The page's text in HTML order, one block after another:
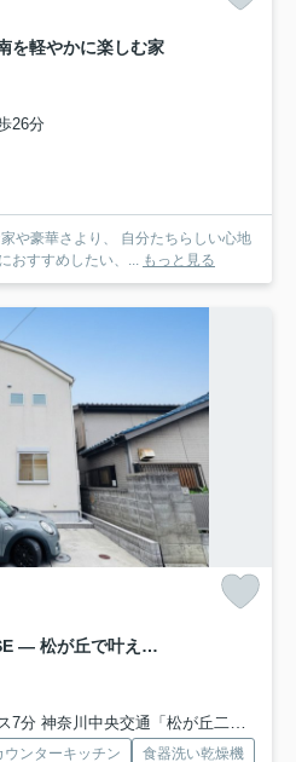
を軽やかに楽しむ家
26分
い。 そんな方におすすめしたい、... もっと見る
NATURAL SHONAN HOUSE — 松が丘で叶える、素材のある暮らし
川中央交通「松が丘二丁目北」 停歩3分
ウンターキッチン 食器洗い乾燥機